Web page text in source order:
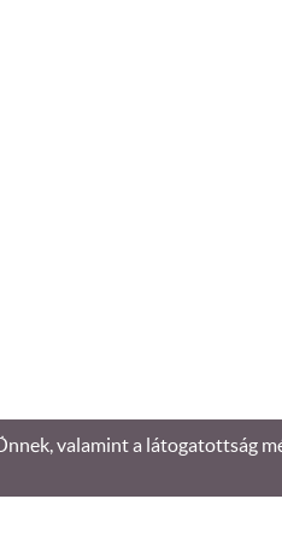
valamint a látogatottság